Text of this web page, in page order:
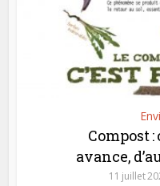
Compost
avance,
11 juillet